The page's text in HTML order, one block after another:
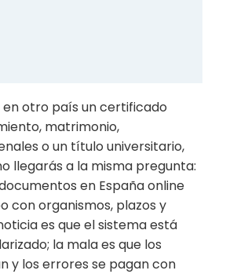
en otro país un certificado
matrimonio,
o un título universitario,
llegarás a la misma pregunta:
en España online
con organismos, plazos y
es que el sistema está
la mala es que los
y los errores se pagan con